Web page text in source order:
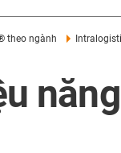
theo ngành